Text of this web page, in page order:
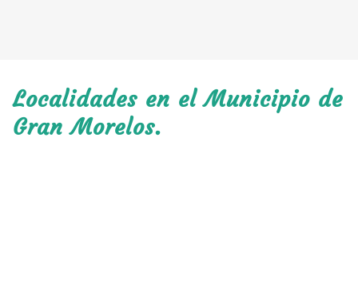
Localidades en el Municipio de
Gran Morelos.